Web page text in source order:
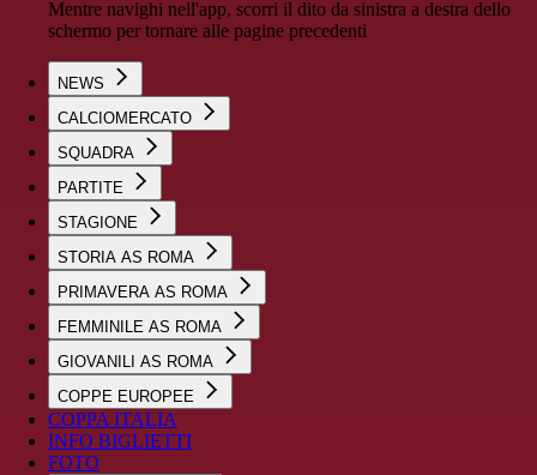
Mentre navighi nell'app, scorri il dito da sinistra a destra dello
schermo per tornare alle pagine precedenti
NEWS
CALCIOMERCATO
SQUADRA
PARTITE
STAGIONE
STORIA AS ROMA
PRIMAVERA AS ROMA
FEMMINILE AS ROMA
GIOVANILI AS ROMA
COPPE EUROPEE
COPPA ITALIA
INFO BIGLIETTI
FOTO